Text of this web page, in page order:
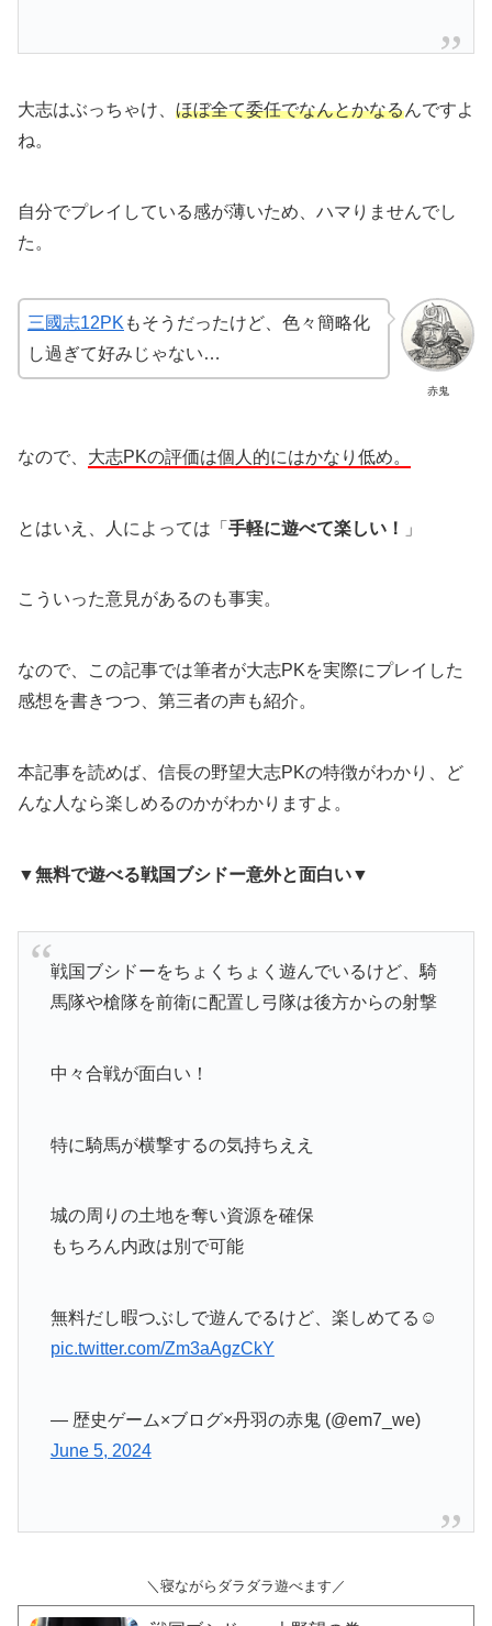
大志はぶっちゃけ、 ほぼ全て委任でなんとかなるんですよ
ね。
自分でプレイしている感が薄いため、ハマりませんでし
た。
赤鬼
三國志12PKもそうだったけど、色々簡略化
し過ぎて好みじゃない…
なので、 大志PKの評価は個人的にはかなり低め。
とはいえ、人によっては「 手軽に遊べて楽しい！ 」
こういった意見があるのも事実。
なので、この記事では筆者が大志PKを実際にプレイした
感想を書きつつ、第三者の声も紹介。
本記事を読めば、信長の野望大志PKの特徴がわかり、ど
んな人なら楽しめるのかがわかりますよ。
▼無料で遊べる戦国ブシドー意外と面白い▼
戦国ブシドーをちょくちょく遊んでいるけど、騎
馬隊や槍隊を前衛に配置し弓隊は後方からの射撃
中々合戦が面白い！
特に騎馬が横撃するの気持ちええ
城の周りの土地を奪い資源を確保
もちろん内政は別で可能
無料だし暇つぶしで遊んでるけど、楽しめてる☺️
pic.twitter.com/Zm3aAgzCkY
— 歴史ゲーム×ブログ×丹羽の赤鬼 (@em7_we)
June 5, 2024
＼寝ながらダラダラ遊べます／